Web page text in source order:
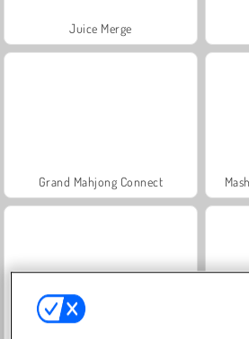
Juice Merge
Grand Mahjong Connect